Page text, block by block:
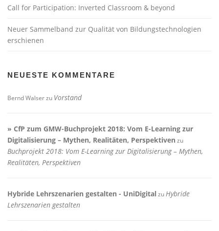
Call for Participation: Inverted Classroom & beyond
Neuer Sammelband zur Qualität von Bildungstechnologien
erschienen
NEUESTE KOMMENTARE
Bernd Walserzu Vorstand
» CfP zum GMW-Buchprojekt 2018: Vom E-Learning zur
Digitalisierung – Mythen, Realitäten, Perspektiven zu
Buchprojekt 2018: Vom E-Learning zur Digitalisierung – Mythen,
Realitäten, Perspektiven
Hybride Lehrszenarien gestalten - UniDigitalzuHybride
Lehrszenarien gestalten